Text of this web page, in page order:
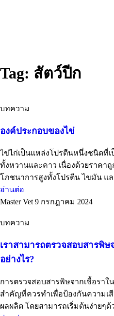
Tag: สัตว์ปีก
บทความ
องค์ประกอบของไข่
ไข่ไก่เป็นแหล่งโปรตีนหนึ่งชนิดที่
ทั้งหวานและคาว เนื่องด้วยราคาถู
โภชนาการสูงทั้งโปรตีน ไขมัน แ
อ่านต่อ
Master Vet9 กรกฎาคม 2024
บทความ
เราสามารถตรวจสอบสารพิ
อย่างไร?
การตรวจสอบสารพิษจากเชื้อราใ
สำคัญที่ควรทำเพื่อป้องกันความเ
ผลผลิต โดยสามารถเริ่มต้นง่ายๆ